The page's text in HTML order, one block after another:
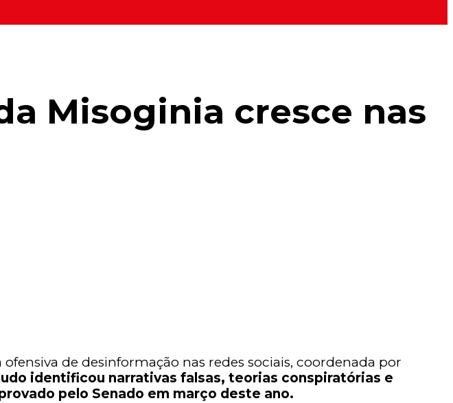
Misoginia cresce nas
de desinformação nas redes sociais, coordenada por
identificou narrativas falsas, teorias conspiratórias e
pelo Senado em março deste ano.